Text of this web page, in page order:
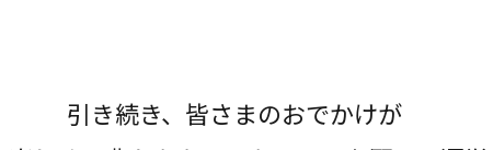
引き続き、皆さまのおでかけが